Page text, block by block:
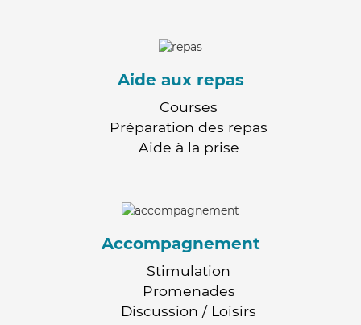
Aide aux repas
Courses
Préparation des repas
Aide à la prise
Accompagnement
Stimulation
Promenades
Discussion / Loisirs